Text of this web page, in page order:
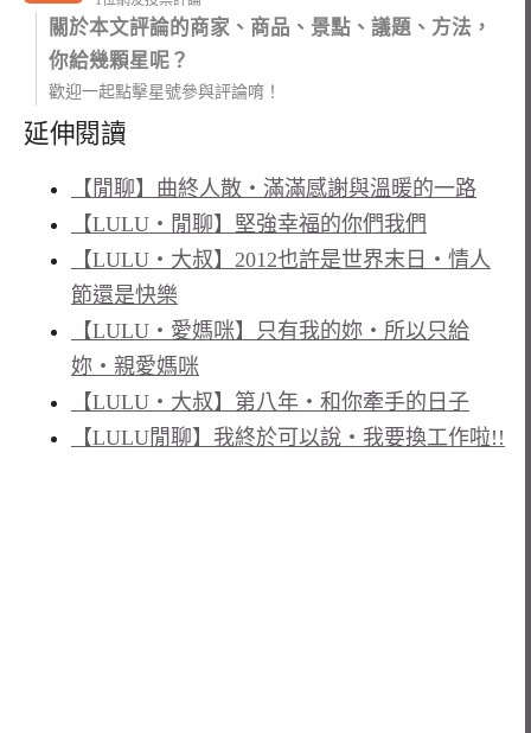
關於本文評論的商家、商品、景點、議題、方法，
你給幾顆星呢？
歡迎一起點擊星號參與評論唷！
延伸閱讀
【閒聊】曲終人散‧滿滿感謝與溫暖的一路
【LULU‧閒聊】堅強幸福的你們我們
【LULU‧大叔】2012也許是世界末日‧情人
節還是快樂
【LULU‧愛媽咪】只有我的妳‧所以只給
妳‧親愛媽咪
【LULU‧大叔】第八年‧和你牽手的日子
【LULU閒聊】我終於可以說‧我要換工作啦!!